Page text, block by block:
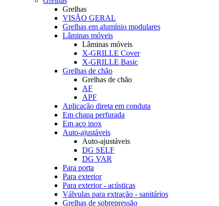
Grelhas
VISÃO GERAL
Grelhas em alumínio modulares
Lâminas móveis
Lâminas móveis
X-GRILLE Cover
X-GRILLE Basic
Grelhas de chão
Grelhas de chão
AF
APF
Aplicação direta em conduta
Em chapa perfurada
Em aço inox
Auto-ajustáveis
Auto-ajustáveis
DG SELF
DG VAR
Para porta
Para exterior
Para exterior - acústicas
Válvulas para extração - sanitários
Grelhas de sobrepressão